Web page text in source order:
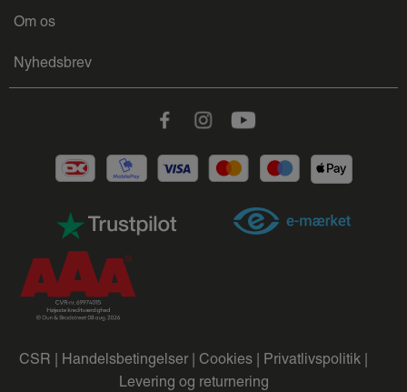
Om os
Nyhedsbrev
FacebookInstagramYoutube
CSR | Handelsbetingelser | Cookies | Privatlivspolitik |
Levering og returnering